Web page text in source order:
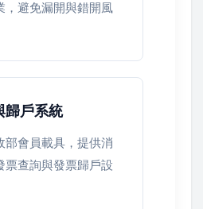
，避免漏開與錯開風
歸戶系統
部會員載具，提供消
票查詢與發票歸戶設